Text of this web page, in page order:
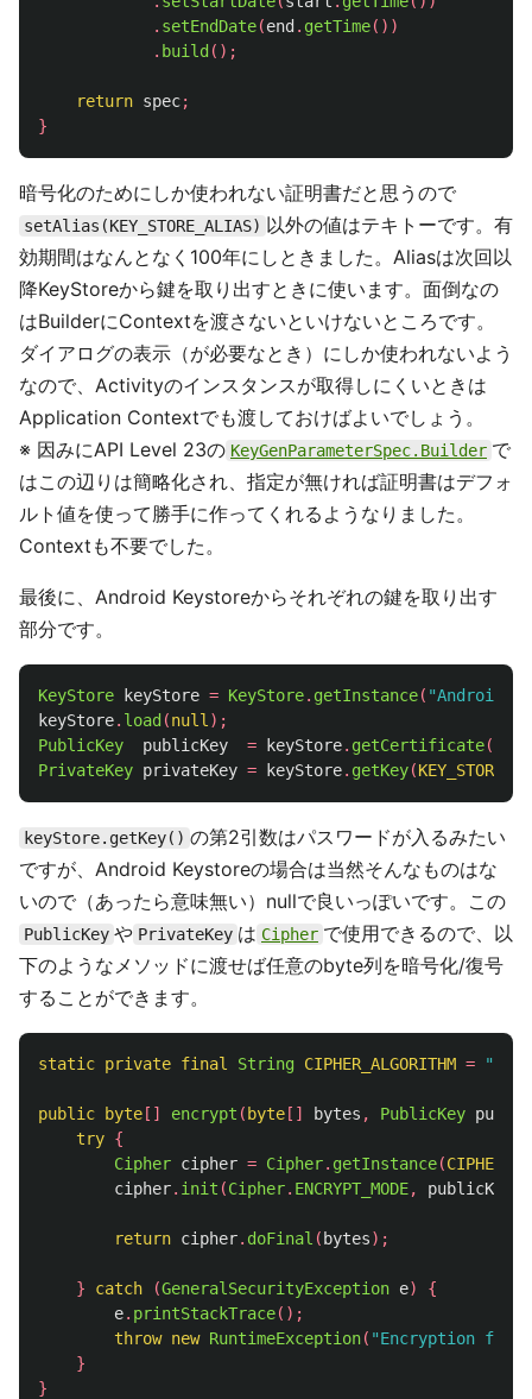
. setEndDate(end . getTime())
. build ();
return spec;
}
暗号化のためにしか使われない証明書だと思うので
setAlias(KEY_STORE_ALIAS) 以外の値はテキトーです。有
効期間はなんとなく100年にしときました。Aliasは次回以
降KeyStoreから鍵を取り出すときに使います。面倒なの
はBuilderにContextを渡さないといけないところです。
ダイアログの表示（が必要なとき）にしか使われないよう
なので、Activityのインスタンスが取得しにくいときは
Application Contextでも渡しておけばよいでしょう。
※ 因みにAPI Level 23の KeyGenParameterSpec.Builder で
はこの辺りは簡略化され、指定が無ければ証明書はデフォ
ルト値を使って勝手に作ってくれるようなりました。
Contextも不要でした。
最後に、Android Keystoreからそれぞれの鍵を取り出す
部分です。
KeyStore keyStore = KeyStore. getInstance(
keyStore. load (null );
PublicKey
publicKey = keyStore. getCertificate(
PrivateKey privateKey = keyStore. getKey(
keyStore.getKey() の第2引数はパスワードが入るみたい
ですが、Android Keystoreの場合は当然そんなものはな
いので（あったら意味無い）nullで良いっぽいです。この
PublicKey や PrivateKey は Cipher で使用できるので、以
下のようなメソッドに渡せば任意のbyte列を暗号化/復号
することができます。
static private final String CIPHER_ALGORITHM =
public byte [] encrypt ( byte [] bytes , PublicKey
try {
Cipher cipher = Cipher. getInstance(
cipher. init (Cipher. ENCRYPT_MODE, publicKey
return cipher. doFinal ( bytes);
} catch (GeneralSecurityException e)
{
e. printStackTrace();
throw new RuntimeException( "Encryption
}
}